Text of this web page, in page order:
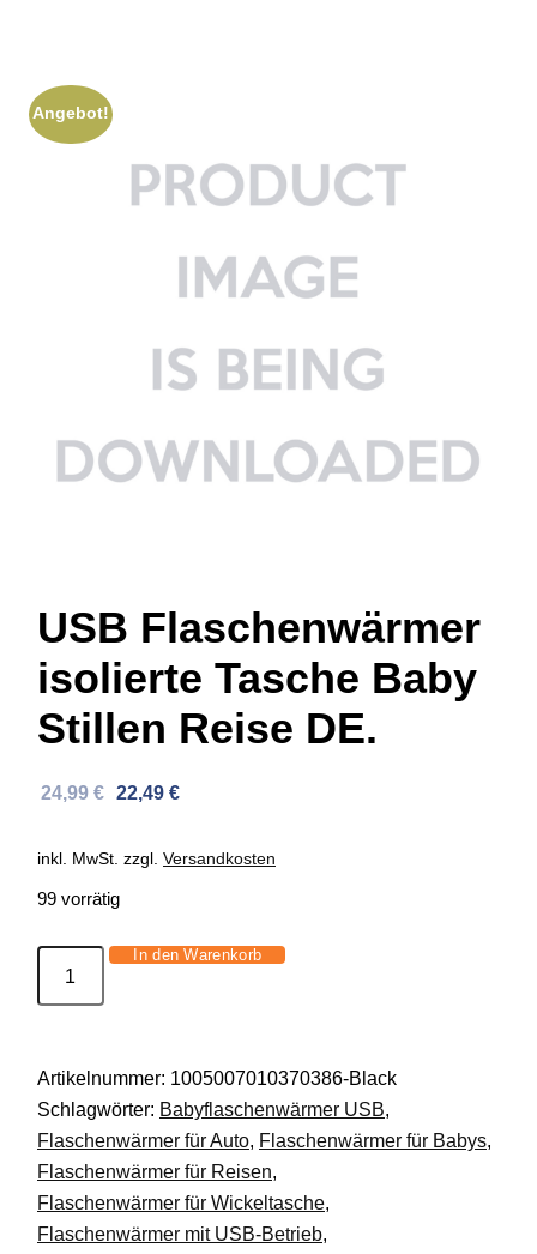
Angebot!
USB Flaschenwärmer
isolierte Tasche Baby
Stillen Reise DE.
Ursprünglicher
war:
24,99 € Aktueller
ist:
22,49 €
inkl. MwSt. zzgl. Versandkosten
99 vorrätig
Baby
Stillen
Reise
DE.
Menge
In den Warenkorb
Artikelnummer: 1005007010370386-Black
Schlagwörter: Babyflaschenwärmer USB,
Flaschenwärmer für Auto, Flaschenwärmer für Babys,
Flaschenwärmer für Reisen,
Flaschenwärmer für Wickeltasche,
Flaschenwärmer mit USB-Betrieb,